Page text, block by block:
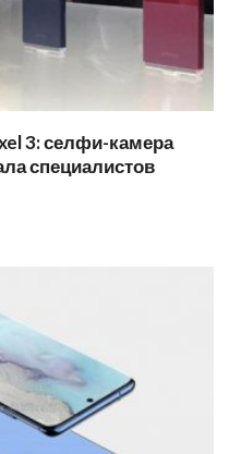
3: селфи-камера
специалистов